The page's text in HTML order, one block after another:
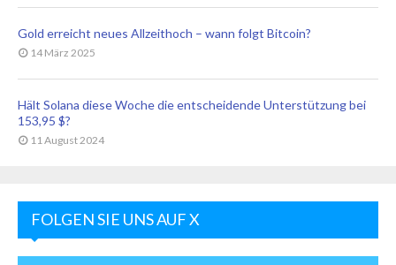
Gold erreicht neues Allzeithoch – wann folgt Bitcoin?
14 März 2025
Hält Solana diese Woche die entscheidende Unterstützung bei
153,95 $?
11 August 2024
FOLGEN SIE UNS AUF X